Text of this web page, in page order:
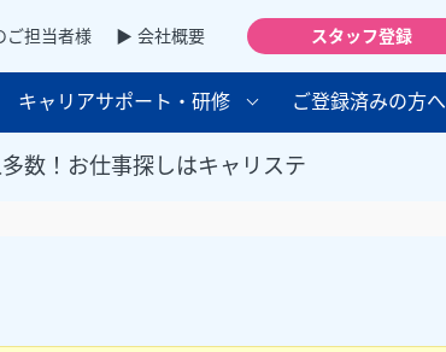
担当者様 ▶ 会社概要 スタッフ登録
キャリアサポート・研修 ご登録済みの方へ
数！お仕事探しはキャリステ